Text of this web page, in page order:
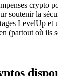
crypto
soutenir la
LevelUp et
(partout où ils